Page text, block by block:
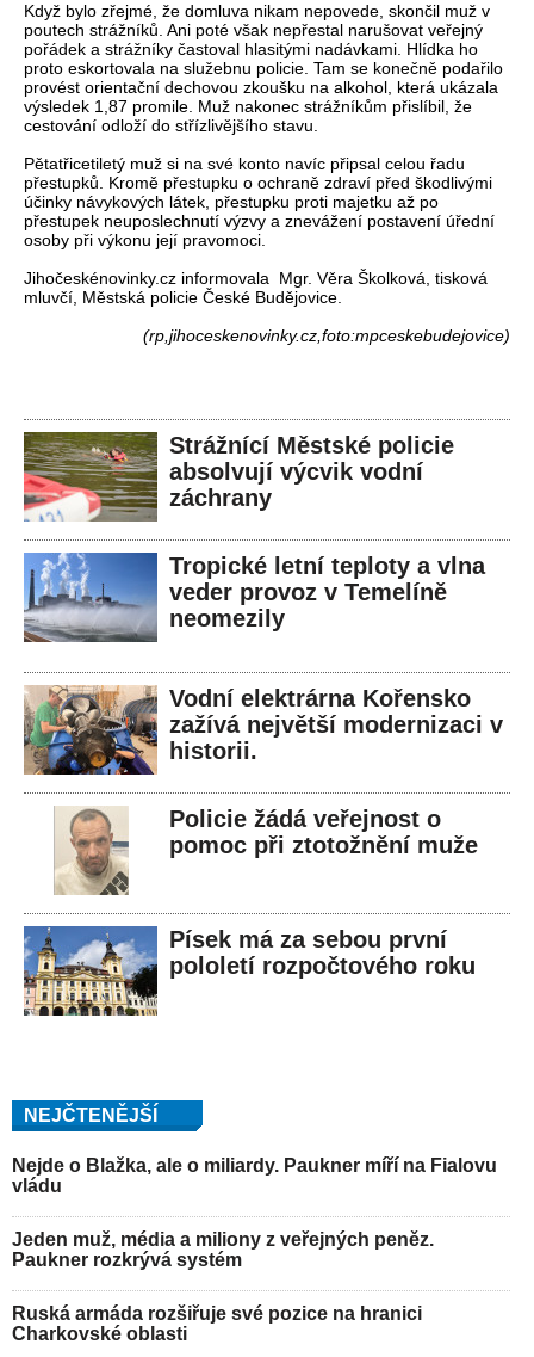
Když bylo zřejmé, že domluva nikam nepovede, skončil muž v
poutech strážníků. Ani poté však nepřestal narušovat veřejný
pořádek a strážníky častoval hlasitými nadávkami. Hlídka ho
proto eskortovala na služebnu policie. Tam se konečně podařilo
provést orientační dechovou zkoušku na alkohol, která ukázala
výsledek 1,87 promile. Muž nakonec strážníkům přislíbil, že
cestování odloží do střízlivějšího stavu.
Pětatřicetiletý muž si na své konto navíc připsal celou řadu
přestupků. Kromě přestupku o ochraně zdraví před škodlivými
účinky návykových látek, přestupku proti majetku až po
přestupek neuposlechnutí výzvy a znevážení postavení úřední
osoby při výkonu její pravomoci.
Jihočeskénovinky.cz informovala Mgr. Věra Školková, tisková
mluvčí, Městská policie České Budějovice.
(rp,jihoceskenovinky.cz,foto:mpceskebudejovice)
Strážnící Městské policie
absolvují výcvik vodní
záchrany
Tropické letní teploty a vlna
veder provoz v Temelíně
neomezily
Vodní elektrárna Kořensko
zažívá největší modernizaci v
historii.
Policie žádá veřejnost o
pomoc při ztotožnění muže
Písek má za sebou první
pololetí rozpočtového roku
NEJČTENĚJŠÍ
Nejde o Blažka, ale o miliardy. Paukner míří na Fialovu
vládu
Jeden muž, média a miliony z veřejných peněz.
Paukner rozkrývá systém
Ruská armáda rozšiřuje své pozice na hranici
Charkovské oblasti